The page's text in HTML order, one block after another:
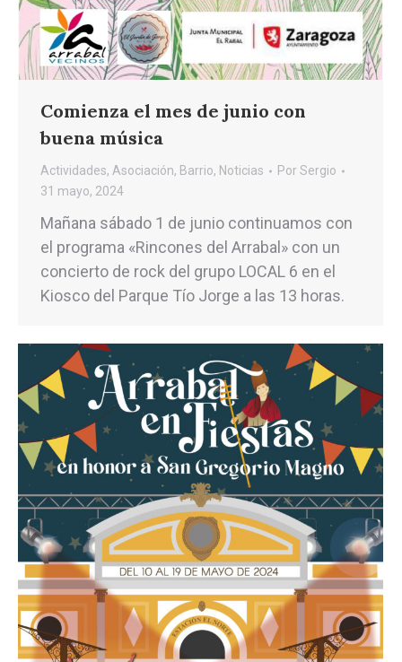
Comienza el mes de junio con
buena música
Actividades, Asociación, Barrio, Noticias PorSergio
31 mayo, 2024
Mañana sábado 1 de junio continuamos con
el programa «Rincones del Arrabal» con un
concierto de rock del grupo LOCAL 6 en el
Kiosco del Parque Tío Jorge a las 13 horas.